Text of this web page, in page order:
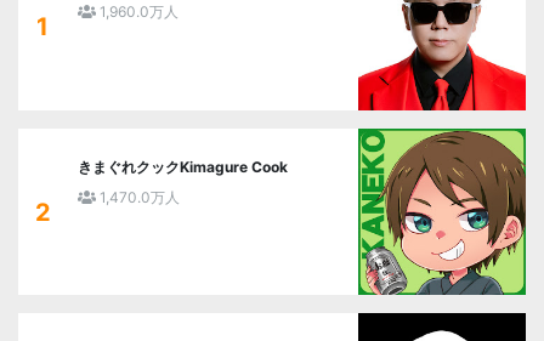
1
1,960.0万人
2
きまぐれクックKimagure Cook
1,470.0万人